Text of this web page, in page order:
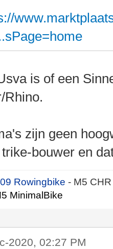
is of een
Rhino.
zijn geen
bouwer en
Rowingbike- M5
MinimalBike
2020, 02:27 PM